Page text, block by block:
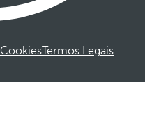
CookiesTermos Legais